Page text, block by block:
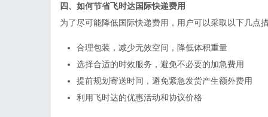
四、如何节省飞时达国际快递费用
为了尽可能降低国际快递费用，用户可以采取以下几点
合理包装，减少无效空间，降低体积重量
选择合适的时效服务，避免不必要的加急费用
提前规划寄送时间，避免紧急发货产生额外费用
利用飞时达的优惠活动和协议价格